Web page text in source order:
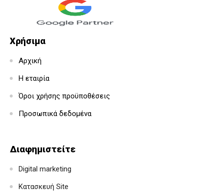
Χρήσιμα
Αρχική
Η εταιρία
Όροι χρήσης προϋποθέσεις
Προσωπικά δεδομένα
Διαφημιστείτε
Digital marketing
Κατασκευή Site